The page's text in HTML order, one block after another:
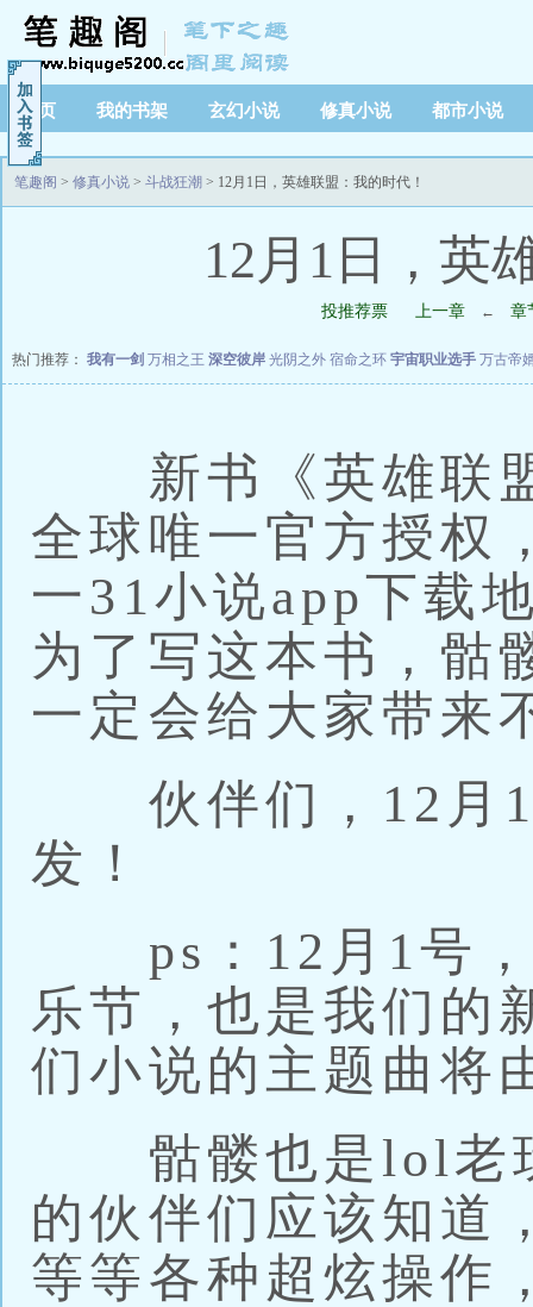
首页 我的书架 玄幻小说 修真小说 都市小说
笔趣阁 > 修真小说 > 斗战狂潮 > 12月1日，英雄联盟：我的时代！
12月1日，英
投推荐票 上一章 ← 章
热门推荐： 我有一剑 万相之王 深空彼岸 光阴之外 宿命之环 宇宙职业选手 万古帝
新书《英雄联
全球唯一官方授权
一31小说app下载
为了写这本书，骷
一定会给大家带来
伙伴们，12月1
发！
ps：12月1号，
乐节，也是我们的
们小说的主题曲将
骷髅也是lol老
的伙伴们应该知道
等等各种超炫操作